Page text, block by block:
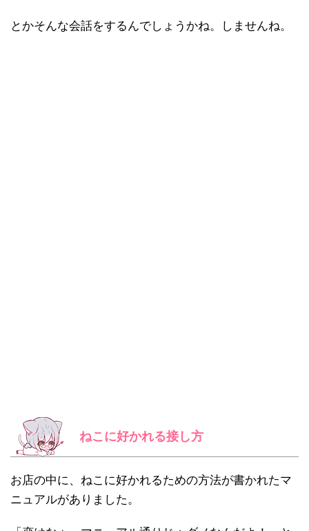
とかそんな会話をするんでしょうかね。しませんね。
ねこに好かれる接し方
お店の中に、ねこに好かれるための方法が書かれたマ
ニュアルがありました。